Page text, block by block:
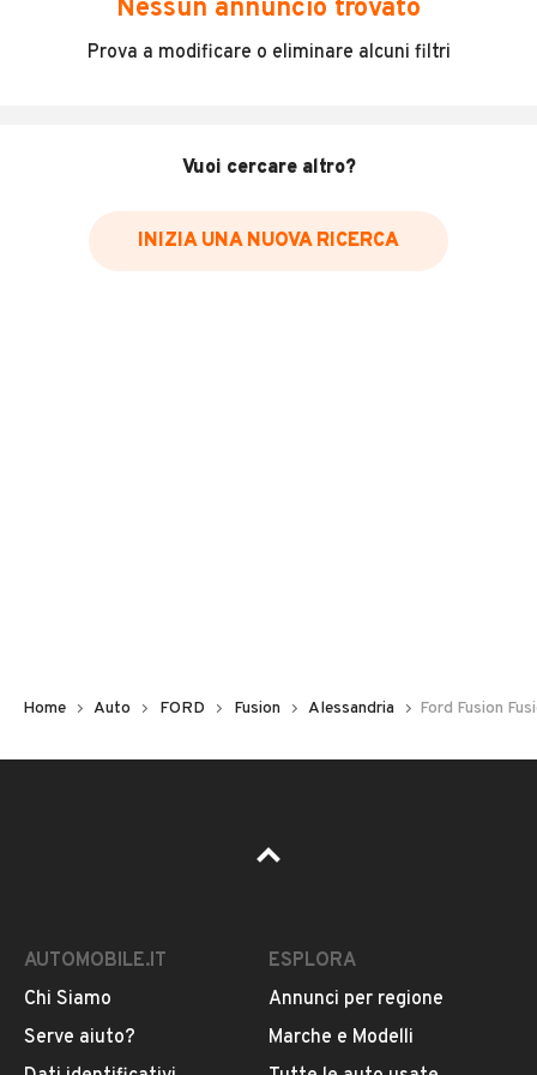
Incidenti in cui è stato coinvolto il veicolo
Data e luogo delle revisioni effettuate
Inserisci il numero di targa per verificare la disponibilità
Pubblicità
Nessun annuncio trovato
Prova a modificare o eliminare alcuni filtri
Vuoi cercare altro?
INIZIA UNA NUOVA RICERCA
Home Auto FORD Fusion Alessandria Ford Fusion
AUTOMOBILE.IT
Chi Siamo
Serve aiuto?
ESPLORA
Annunci per regione
Marche e Modelli